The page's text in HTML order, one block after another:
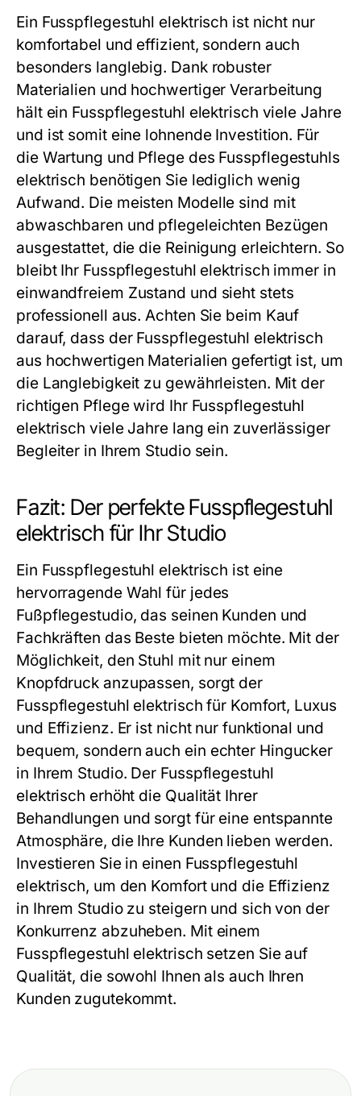
Ein Fusspflegestuhl elektrisch ist nicht nur
komfortabel und effizient, sondern auch
besonders langlebig. Dank robuster
Materialien und hochwertiger Verarbeitung
hält ein Fusspflegestuhl elektrisch viele Jahre
und ist somit eine lohnende Investition. Für
die Wartung und Pflege des Fusspflegestuhls
elektrisch benötigen Sie lediglich wenig
Aufwand. Die meisten Modelle sind mit
abwaschbaren und pflegeleichten Bezügen
ausgestattet, die die Reinigung erleichtern. So
bleibt Ihr Fusspflegestuhl elektrisch immer in
einwandfreiem Zustand und sieht stets
professionell aus. Achten Sie beim Kauf
darauf, dass der Fusspflegestuhl elektrisch
aus hochwertigen Materialien gefertigt ist, um
die Langlebigkeit zu gewährleisten. Mit der
richtigen Pflege wird Ihr Fusspflegestuhl
elektrisch viele Jahre lang ein zuverlässiger
Begleiter in Ihrem Studio sein.
Fazit: Der perfekte Fusspflegestuhl
elektrisch für Ihr Studio
Ein Fusspflegestuhl elektrisch ist eine
hervorragende Wahl für jedes
Fußpflegestudio, das seinen Kunden und
Fachkräften das Beste bieten möchte. Mit der
Möglichkeit, den Stuhl mit nur einem
Knopfdruck anzupassen, sorgt der
Fusspflegestuhl elektrisch für Komfort, Luxus
und Effizienz. Er ist nicht nur funktional und
bequem, sondern auch ein echter Hingucker
in Ihrem Studio. Der Fusspflegestuhl
elektrisch erhöht die Qualität Ihrer
Behandlungen und sorgt für eine entspannte
Atmosphäre, die Ihre Kunden lieben werden.
Investieren Sie in einen Fusspflegestuhl
elektrisch, um den Komfort und die Effizienz
in Ihrem Studio zu steigern und sich von der
Konkurrenz abzuheben. Mit einem
Fusspflegestuhl elektrisch setzen Sie auf
Qualität, die sowohl Ihnen als auch Ihren
Kunden zugutekommt.